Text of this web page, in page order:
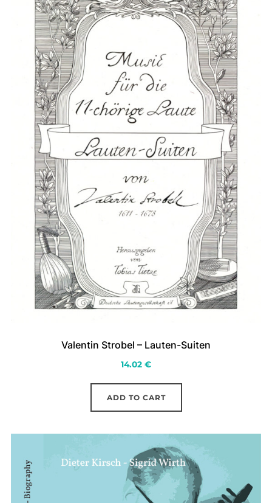
Valentin Strobel – Lauten-Suiten
14.02 €
ADD TO CART